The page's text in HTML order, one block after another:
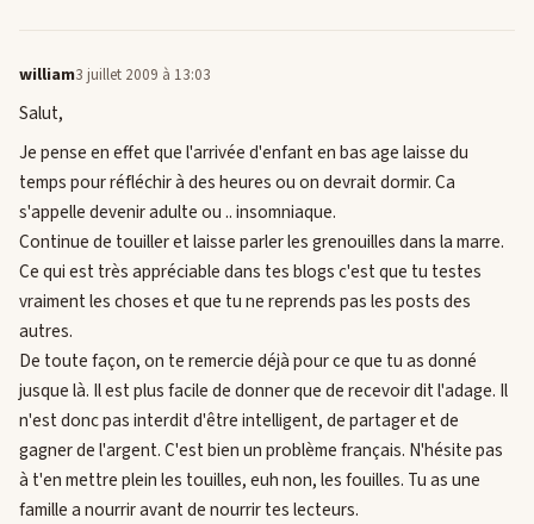
william3 juillet 2009 à 13:03
Salut,
Je pense en effet que l'arrivée d'enfant en bas age laisse du
temps pour réfléchir à des heures ou on devrait dormir. Ca
s'appelle devenir adulte ou .. insomniaque.
Continue de touiller et laisse parler les grenouilles dans la marre.
Ce qui est très appréciable dans tes blogs c'est que tu testes
vraiment les choses et que tu ne reprends pas les posts des
autres.
De toute façon, on te remercie déjà pour ce que tu as donné
jusque là. Il est plus facile de donner que de recevoir dit l'adage. Il
n'est donc pas interdit d'être intelligent, de partager et de
gagner de l'argent. C'est bien un problème français. N'hésite pas
à t'en mettre plein les touilles, euh non, les fouilles. Tu as une
famille a nourrir avant de nourrir tes lecteurs.